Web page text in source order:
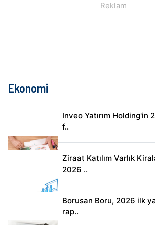
Ekonomi
Inveo Yatırım Holding'in
f..
Ziraat Katılım Varlık
2026 ..
Borusan Boru, 2026 ilk
rap..